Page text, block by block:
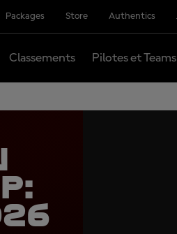
Packages Store Authentics
Classements Pilotes et Teams